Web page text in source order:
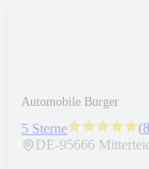
Automobile Burger
5 Sterne (
DE-95666